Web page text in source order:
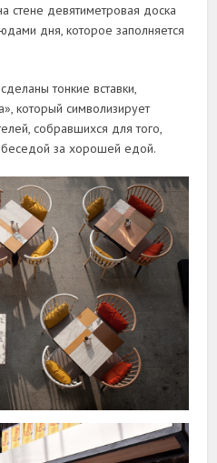
стене девятиметровая доска
дня, которое заполняется
тонкие вставки,
который символизирует
собравшихся для того,
беседой за хорошей едой.